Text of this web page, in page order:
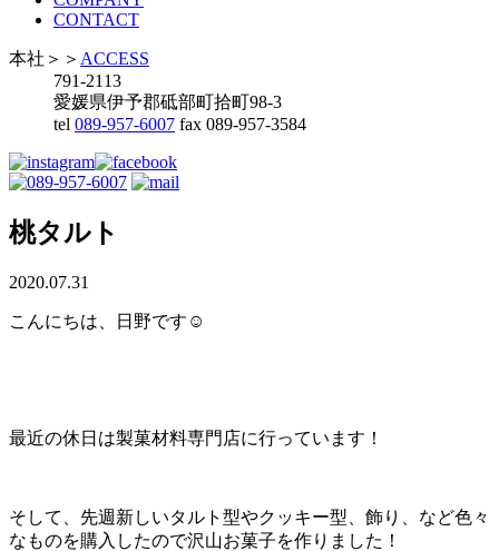
CONTACT
本社 ＞＞ ACCESS
791-2113
愛媛県伊予郡砥部町拾町98-3
tel 089-957-6007 fax 089-957-3584
桃タルト
2020.07.31
こんにちは、日野です☺
最近の休日は製菓材料専門店に行っています！
そして、先週新しいタルト型やクッキー型、飾り、など色々
なものを購入したので沢山お菓子を作りました！